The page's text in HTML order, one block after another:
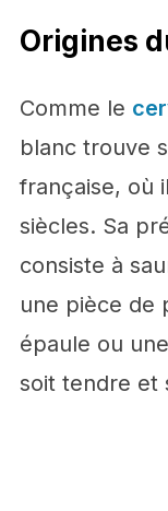
Origines
Comme le
blanc trouve
française, où
siècles. Sa
consiste à
une pièce de
épaule ou
soit tendre et